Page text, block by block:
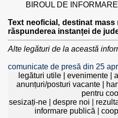
BIROUL DE
Text neoficial, destinat mass
răspunderea instanței de
Alte legături de la această
comunicate de presă din 25
legături utile
evenimente
anunțuri/posturi vacante
pentru
sesizați-ne| despre noi
informare publică